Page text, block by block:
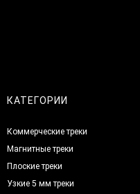
КАТЕГОРИИ
Коммерческие треки
Магнитные треки
Плоские треки
Узкие 5 мм треки